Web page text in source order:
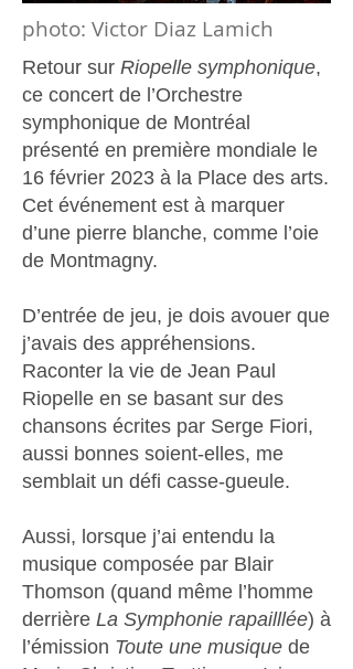
photo: Victor Diaz Lamich
Retour sur Riopelle symphonique,
ce concert de l’Orchestre
symphonique de Montréal
présenté en première mondiale le
16 février 2023 à la Place des arts.
Cet événement est à marquer
d’une pierre blanche, comme l’oie
de Montmagny.
D’entrée de jeu, je dois avouer que
j’avais des appréhensions.
Raconter la vie de Jean Paul
Riopelle en se basant sur des
chansons écrites par Serge Fiori,
aussi bonnes soient-elles, me
semblait un défi casse-gueule.
Aussi, lorsque j’ai entendu la
musique composée par Blair
Thomson (quand même l’homme
derrière La Symphonie rapailllée) à
l’émission Toute une musique de